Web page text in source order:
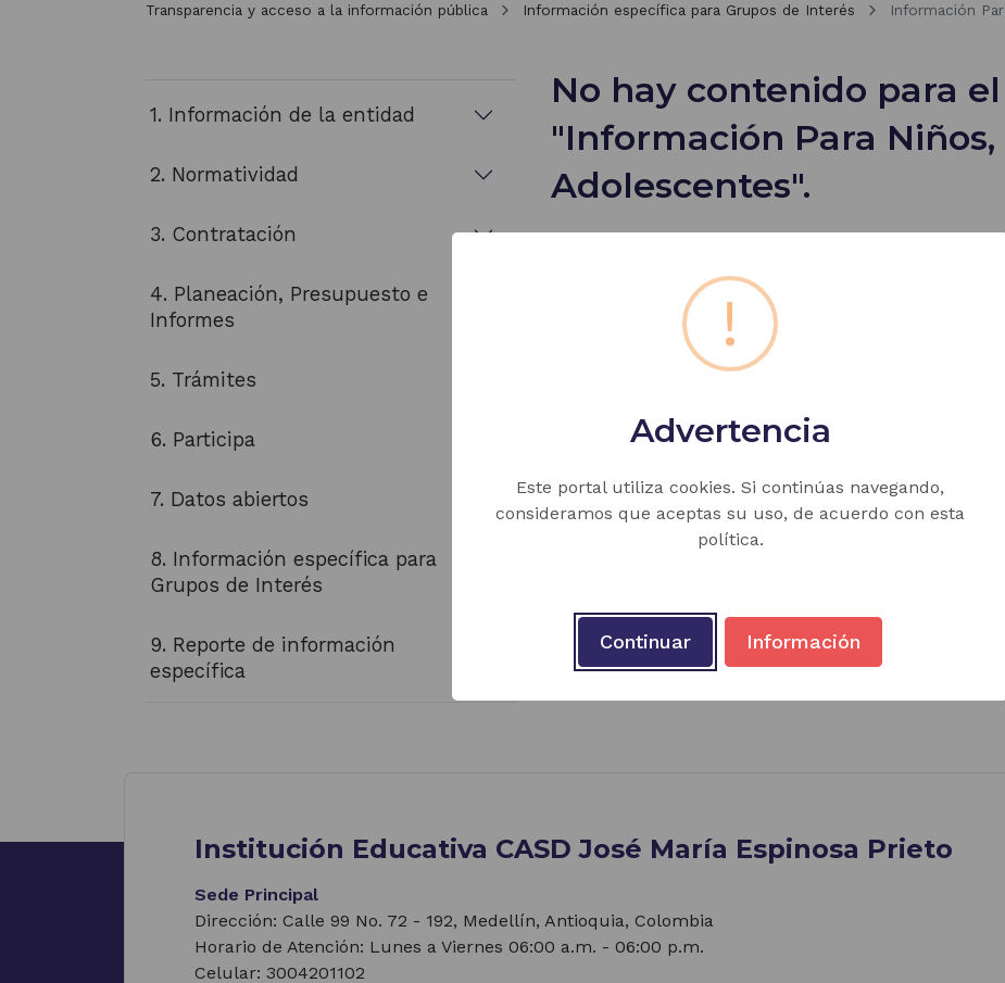
Transparencia y acceso a la información pública Información específica para Grupos de Interés Información
1. Información de la entidad
2. Normatividad
3. Contratación
4. Planeación, Presupuesto e
Informes
5. Trámites
6. Participa
7. Datos abiertos
8. Información específica para
Grupos de Interés
9. Reporte de información
específica
No hay contenido para
"Información Para Niños,
Adolescentes".
Institución Educativa CASD José María Espinosa Prieto
Sede Principal
Dirección: Calle 99 No. 72 - 192, Medellín, Antioquia, Colombia
Horario de Atención: Lunes a Viernes 06:00 a.m. - 06:00 p.m.
Celular: 3004201102
!
Advertencia
Este portal utiliza cookies. Si continúas navegando,
consideramos que aceptas su uso, de acuerdo con esta
política.
Continuar Información